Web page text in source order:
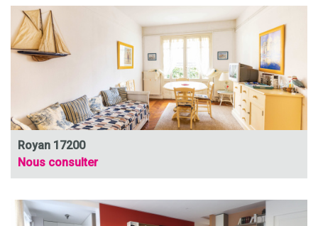
Royan 17200
Nous consulter